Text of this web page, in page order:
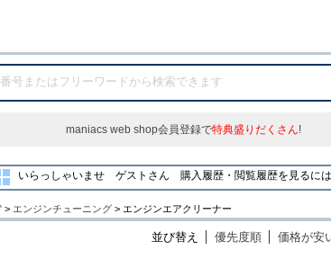
maniacs web shop会員登録で特典盛りだくさん!
いらっしゃいませ ゲストさん 購入履歴・閲覧履歴を見るには
> エンジンチューニング > エンジンエアクリーナー
並び替え 優先度順 価格が安